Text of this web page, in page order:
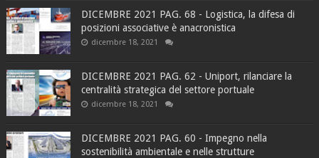
DICEMBRE 2021 PAG. 68 - Logistica, la difesa di
posizioni associative è anacronistica
dicembre 18, 2021
DICEMBRE 2021 PAG. 62 - Uniport, rilanciare la
centralità strategica del settore portuale
dicembre 18, 2021
DICEMBRE 2021 PAG. 60 - Impegno nella
sostenibilità ambientale e nelle strutture